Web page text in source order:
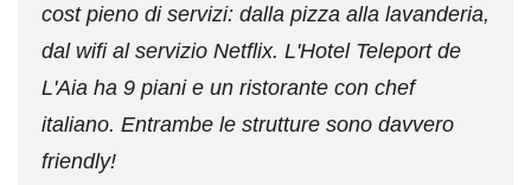
cost pieno di servizi: dalla pizza alla lavanderia,
dal wifi al servizio Netflix. L'Hotel Teleport de
L'Aia ha 9 piani e un ristorante con chef
italiano. Entrambe le strutture sono davvero
friendly!